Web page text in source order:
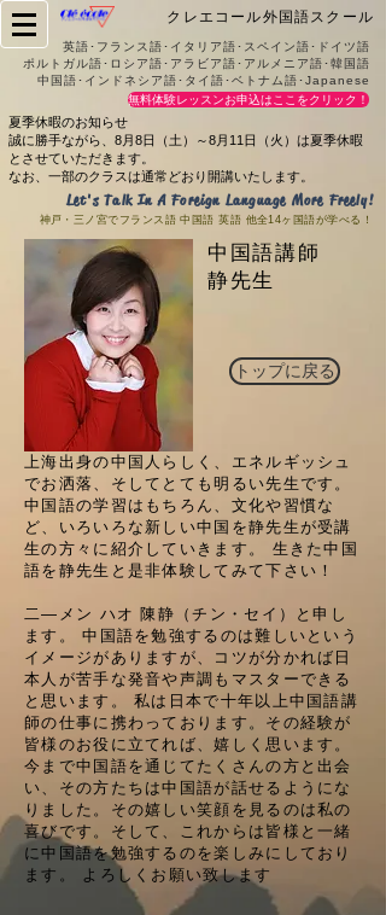
クレエコール外国語スクール
英語･フランス語･イタリア語･スペイン語･ドイツ語
ポルトガル語･ロシア語･アラビア語･アルメニア語･韓国語
中国語･インドネシア語･タイ語･ベトナム語･Japanese
無料体験レッスンお申込はここをクリック！
夏季休暇のお知らせ
誠に勝手ながら、8月8日（土）～8月11日（火）は夏季休暇
とさせていただきます。
なお、一部のクラスは通常どおり開講いたします。
Let's Talk In A Foreign Language More Freely!
​神戸・三ノ宮でフランス語 中国語 英語 他全14ヶ国語が学べる！
中国語講師
静先生
トップに戻る
上海出身の中国人らしく、エネルギッシュ
でお洒落、そしてとても明るい先生です。
中国語の学習はもちろん、文化や習慣な
ど、いろいろな新しい中国を静先生が受講
生の方々に紹介していきます。 生きた中国
語を静先生と是非体験してみて下さい！
二―メン ハオ 陳静（チン・セイ）と申し
ます。 中国語を勉強するのは難しいという
イメージがありますが、コツが分かれば日
本人が苦手な発音や声調もマスターできる
と思います。 私は日本で十年以上中国語講
師の仕事に携わっております。その経験が
皆様のお役に立てれば、嬉しく思います。
今まで中国語を通じてたくさんの方と出会
い、その方たちは中国語が話せるようにな
りました。その嬉しい笑顔を見るのは私の
喜びです。そして、これからは皆様と一緒
に中国語を勉強するのを楽しみにしており
ます。 よろしくお願い致します